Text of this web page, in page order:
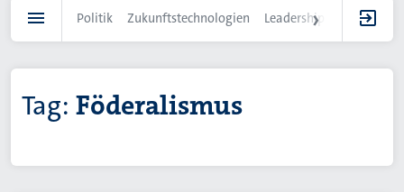
Politik Zukunftstechnologien Leadership IT-
Tag: Föderalismus